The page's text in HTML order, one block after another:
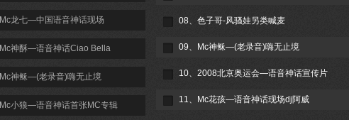
Mc龙七—中国语音神话现场
Mc神酥—语音神话Ciao Bella
Mc神稣—(老录音)嗨无止境
Mc小狼—语音神话首张MC专辑
08、色子哥-风骚娃另类喊麦
09、Mc神稣—(老录音)嗨无止境
10、2008北京奥运会—语音神话宣传片
11、Mc花孩—语音神话现场dj阿威